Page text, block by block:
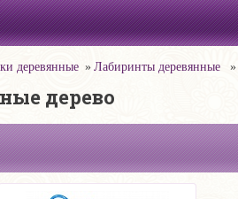
деревянные Лабиринты деревянные
дерево